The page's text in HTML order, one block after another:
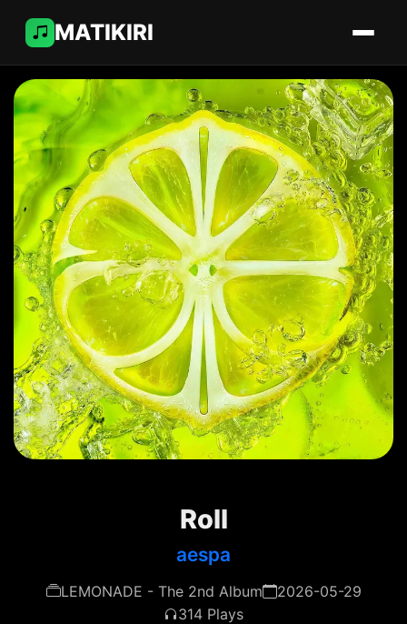
MATIKIRI
Roll
aespa
LEMONADE - The 2nd Album
2026-05-29
314 Plays